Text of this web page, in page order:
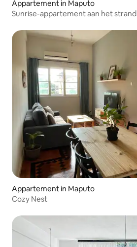
Appartement in Maputo
Sunrise-appartement aan het strand
Appartement in Maputo
Cozy Nest